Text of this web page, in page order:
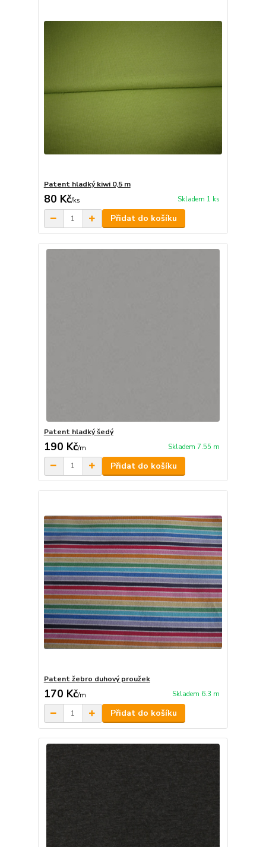
Patent hladký kiwi 0,5 m
80 Kč/ks Skladem 1 ks
Přidat do košíku
Patent hladký šedý
190 Kč/m Skladem 7.55 m
Přidat do košíku
Patent žebro duhový proužek
170 Kč/m Skladem 6.3 m
Přidat do košíku